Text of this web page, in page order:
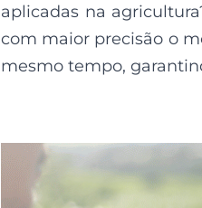
aplicadas na
com maior precisão o
mesmo tempo,